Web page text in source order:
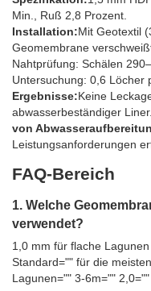
Min., Ruß 2,8 Prozent.
Installation:Mit Geotextil
Geomembrane
Nahtprüfung: Schälen
Untersuchung: 0,6 Löcher
Ergebnisse:Keine
abwasserbeständiger
von
Leistungsanforderungen
FAQ-Bereich
1. Welche
verwendet?
1,0 mm für flache
Standard="" für die
Lagunen="" 3-6m=""